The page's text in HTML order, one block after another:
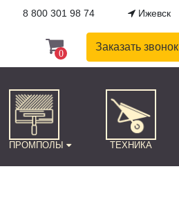
8 800 301 98 74 Ижевск
0
Заказать звонок
ПРОМПОЛЫ ТЕХНИКА